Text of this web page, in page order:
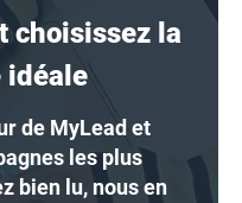
choisissez la
idéale
de MyLead et
les plus
bien lu, nous en